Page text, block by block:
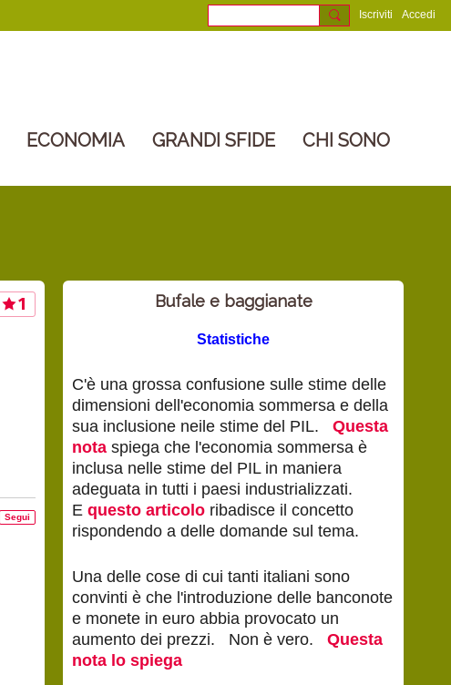
Iscriviti Accedi
ECONOMIA GRANDI SFIDE CHI SONO
1
Segui
Bufale e baggianate
Statistiche
C'è una grossa confusione sulle stime delle
dimensioni dell'economia sommersa e della
sua inclusione neile stime del PIL.Questa
nota spiega che l'economia sommersa è
inclusa nelle stime del PIL in maniera
adeguata in tutti i paesi industrializzati.
Equesto articolo ribadisce il concetto
rispondendo a delle domande sul tema.
Una delle cose di cui tanti italiani sono
convinti è che l'introduzione delle banconote
e monete in euro abbia provocato un
aumento dei prezzi. Non è vero.Questa
nota lo spiega